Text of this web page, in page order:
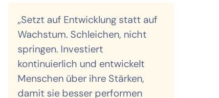
„Setzt auf Entwicklung statt auf
Wachstum. Schleichen, nicht
springen. Investiert
kontinuierlich und entwickelt
Menschen über ihre Stärken,
damit sie besser performen